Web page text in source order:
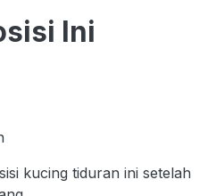
Ini
kucing tiduran ini setelah